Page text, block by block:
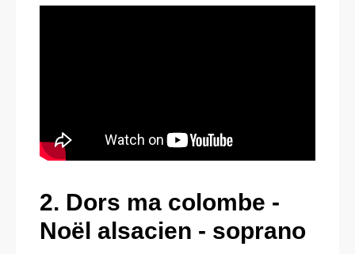
2. Dors ma colombe -
Noël alsacien - soprano